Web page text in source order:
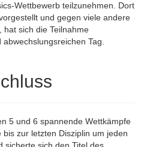
Wettbewerb teilzunehmen. Dort
und gegen viele andere
hat sich die Teilnahme
Tag.
5 und 6 spannende Wettkämpfe
zur letzten Disziplin um jeden